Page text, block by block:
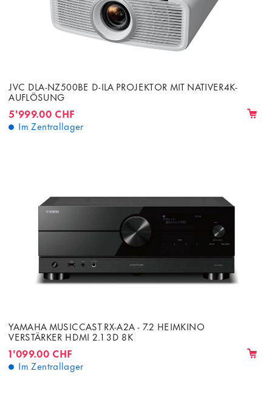
JVC DLA-NZ500BE D-ILA PROJEKTOR MIT NATIVER4K-
AUFLÖSUNG
5'999.00 CHF
Im Zentrallager
YAMAHA MUSICCAST RX-A2A - 7.2 HEIMKINO
VERSTÄRKER HDMI 2.1 3D 8K
1'099.00 CHF
Im Zentrallager